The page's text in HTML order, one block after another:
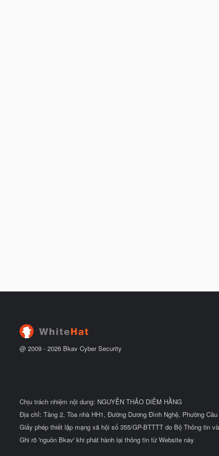
@ 2009 - 2026 Bkav Cyber Security
Chịu trách nhiệm nội dung: NGUYỄN THẢO DIỄM HẰNG
Địa chỉ: Tầng 2, Tòa nhà HH1, Đường Dương Đình Nghệ, Phường
Giấy phép thiết lập mạng xã hội số 355/GP-BTTTT do Bộ Thông tin
Ghi rõ 'nguồn Bkav' khi phát hành lại thông tin từ Website này